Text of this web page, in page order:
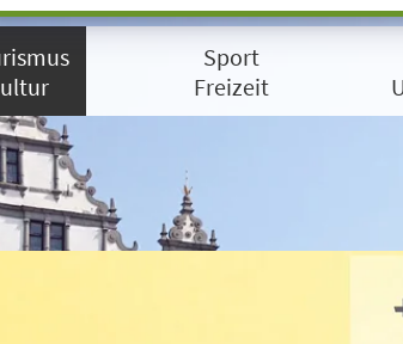
Sport
Freizeit